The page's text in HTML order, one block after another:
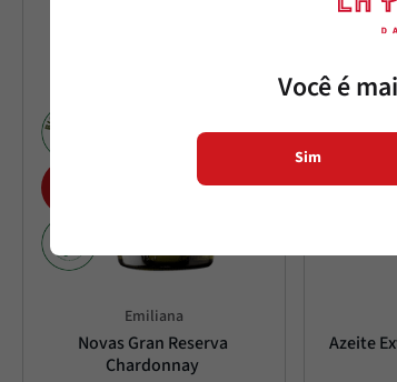
Emiliana
Novas Gran Reserva
Chardonnay
Azeite
Você é
Sim